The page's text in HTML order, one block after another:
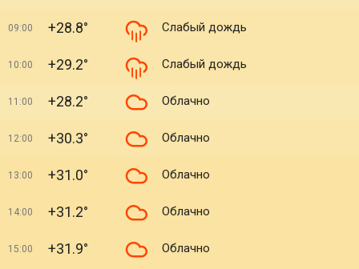
09:00 +28.8° Слабый дождь
10:00 +29.2° Слабый дождь
11:00 +28.2° Облачно
12:00 +30.3° Облачно
13:00 +31.0° Облачно
14:00 +31.2° Облачно
15:00 +31.9° Облачно